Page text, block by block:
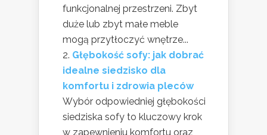
funkcjonalnej przestrzeni. Zbyt
duże lub zbyt małe meble
mogą przytłoczyć wnętrze...
Głębokość sofy: jak dobrać
idealne siedzisko dla
komfortu i zdrowia pleców
Wybór odpowiedniej głębokości
siedziska sofy to kluczowy krok
w zapewnieniu komfortu oraz